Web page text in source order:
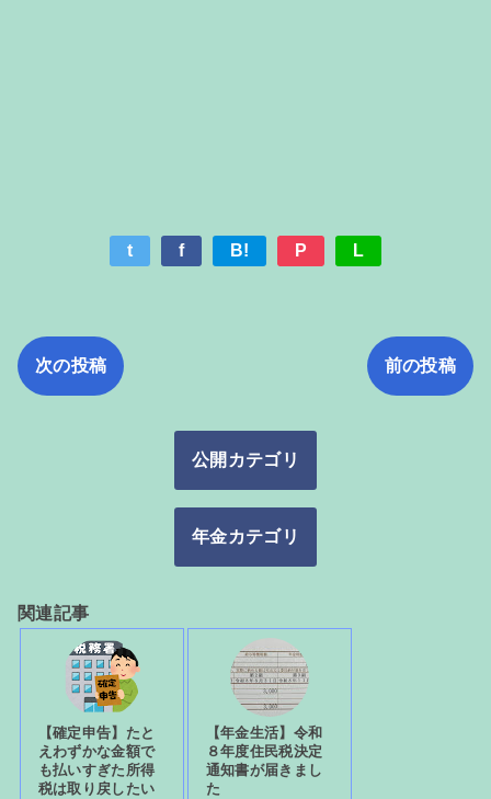
t f B! P L
次の投稿 前の投稿
公開カテゴリ
年金カテゴリ
関連記事
【確定申告】たと
えわずかな金額で
も払いすぎた所得
税は取り戻したい
【年金生活】令和
８年度住民税決定
通知書が届きまし
た